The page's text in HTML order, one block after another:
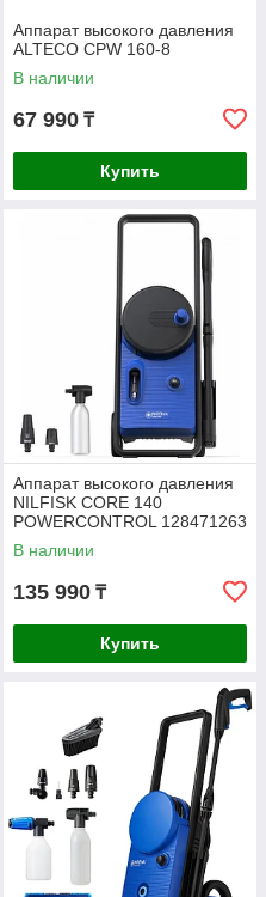
Аппарат высокого давления
ALTECO CPW 160-8
В наличии
67 990 ₸
Купить
Аппарат высокого давления
NILFISK CORE 140
POWERCONTROL 128471263
В наличии
135 990 ₸
Купить